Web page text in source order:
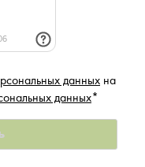
данных на
данных*